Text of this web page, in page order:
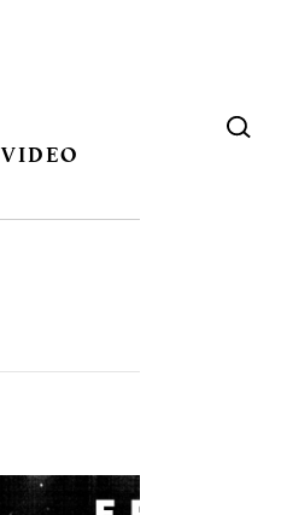
VIDEO